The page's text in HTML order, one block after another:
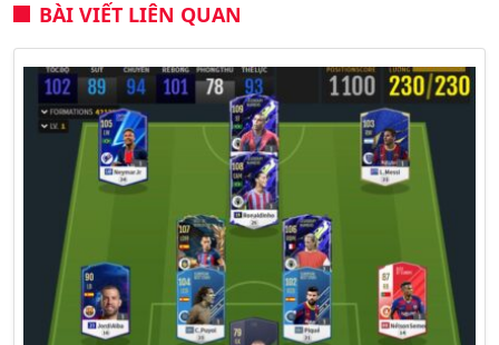
BÀI VIẾT LIÊN QUAN